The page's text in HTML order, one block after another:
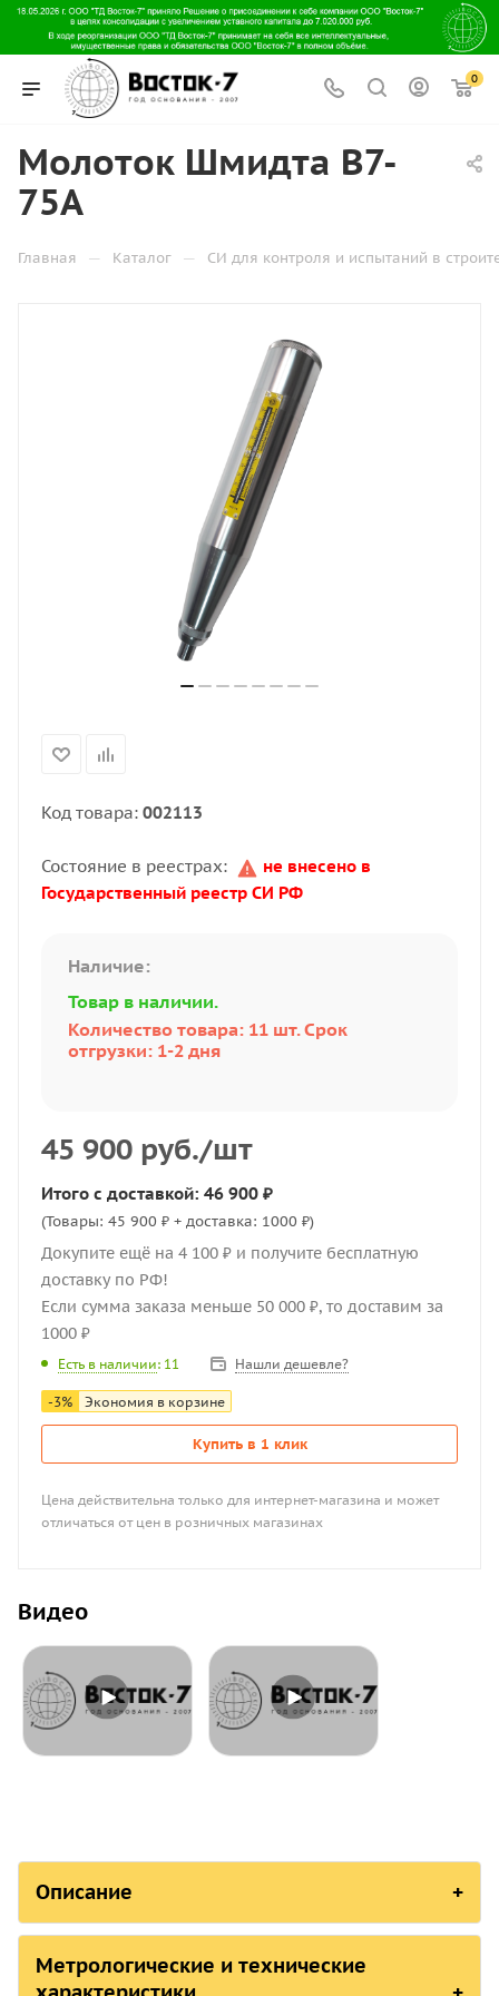
0
Молоток Шмидта В7-
75А
Главная — Каталог — СИ для контроля и испытаний в
Код товара: 002113
Состояние в реестрах:
не внесено в
Государственный реестр СИ РФ
Наличие:
Товар в наличии.
Количество товара: 11 шт. Срок
отгрузки: 1-2 дня
45 900 руб./шт
Итого с доставкой: 46 900 ₽
(Товары: 45 900 ₽ + доставка: 1000 ₽)
Докупите ещё на 4 100 ₽ и получите бесплатную
доставку по РФ!
Если сумма заказа меньше 50 000 ₽, то доставим за
1000 ₽
Есть в наличии: 11 Нашли дешевле?
-3% Экономия в корзине
Купить в 1 клик
Цена действительна только для интернет-магазина и может
отличаться от цен в розничных магазинах
Видео
Описание
СОСТОЯНИЕ В РЕЕСТРАХ СРЕДСТВ
Метрологические и технические